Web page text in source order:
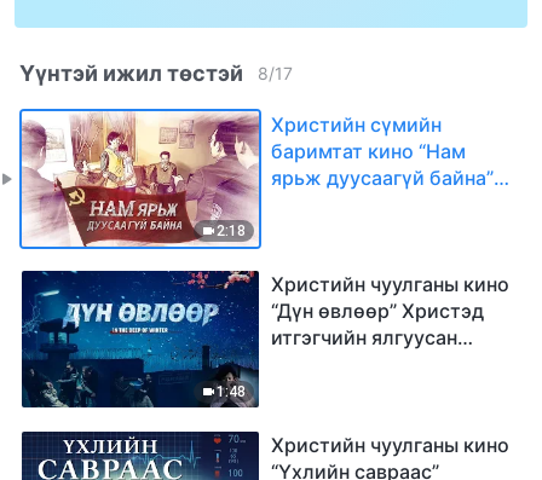
Үүнтэй ижил төстэй 8/17
2:18
Христийн сүмийн
баримтат кино “Нам
ярьж дуусаагүй байна”
1:48
Христийн чуулганы кино
“Дүн өвлөөр” Христэд
итгэгчийн ялгуусан
Христийн чуулганы кино
“Үхлийн савраас”